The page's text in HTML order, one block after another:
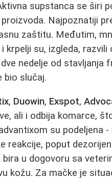
supstanca se širi
Najpoznatiji
zaštitu. Međutim,
krpelji su, izgleda,
nedelje od stavljanja
bio slučaj.
, Duowin, Exspot,
ali i odbija komarce,
su podeljena
reakcije, poput
u dogovoru sa
kožu. Za mačke je